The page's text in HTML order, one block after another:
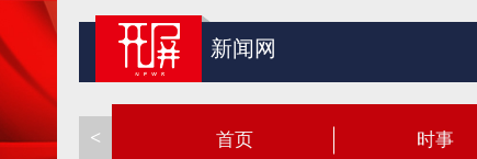
新闻网
首页 时事
<